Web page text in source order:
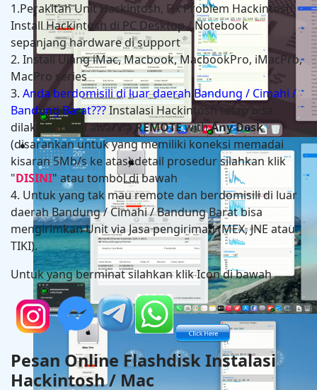
Hackintosh in HP Zbook Power G7 Mobile
Hackintosh in MSI PRO Z690-A DDR4 + Intel Core i9
1.Perakitan Unit Hackintosh, Fix Problem Hackintosh,
Install Hackintosh di PC Desktop / Notebook
sepanjang hardware di support
2. Install Ulang iMac, Macbook, MacbookPro, iMacPro,
MacPro series
3. Anda berdomisili di luar daerah Bandung / Cimahi /
Bandung Barat???Instalasi Hackintosh tetap bisa
dilakukan dari awal viaREMOTEwithAny Desk
(disarankan untuk yang memiliki koneksi memadai
kisaran 5Mb/s ke atas) detail prosedur silahkan klik
"DISINI" atau tombol di bawah
4. Untuk yang tak mau remote dan berdomisili di luar
daerah Bandung / Cimahi / Bandung Barat bisa
mengirimkan Unit via Jasa pengiriman (MEX, JNE atau
TIKI).
Untuk yang berminat silahkan klik Icon di bawah
Pesan Online Flashdisk Instalasi
Hackintosh / Mac